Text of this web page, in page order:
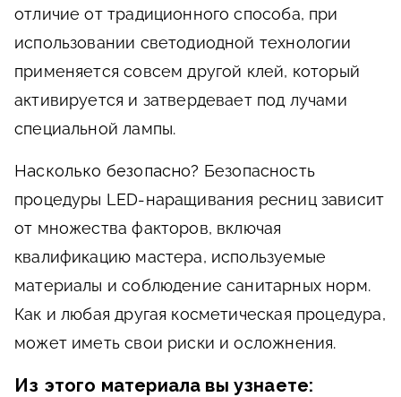
отличие от традиционного способа, при
использовании светодиодной технологии
применяется совсем другой клей, который
активируется и затвердевает под лучами
специальной лампы.
Насколько безопасно? Безопасность
процедуры LED-наращивания ресниц зависит
от множества факторов, включая
квалификацию мастера, используемые
материалы и соблюдение санитарных норм.
Как и любая другая косметическая процедура,
может иметь свои риски и осложнения.
Из этого материала вы узнаете: